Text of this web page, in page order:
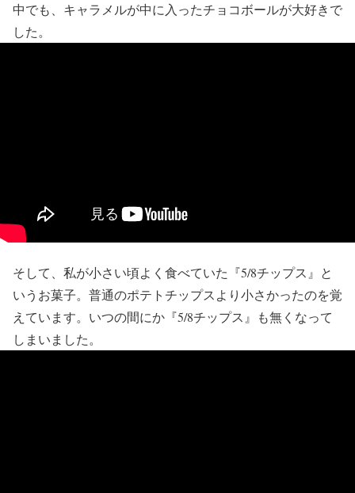
中でも、キャラメルが中に入ったチョコボールが大好きで
した。
そして、私が小さい頃よく食べていた『5/8チップス』と
いうお菓子。普通のポテトチップスより小さかったのを覚
えています。いつの間にか『5/8チップス』も無くなって
しまいました。